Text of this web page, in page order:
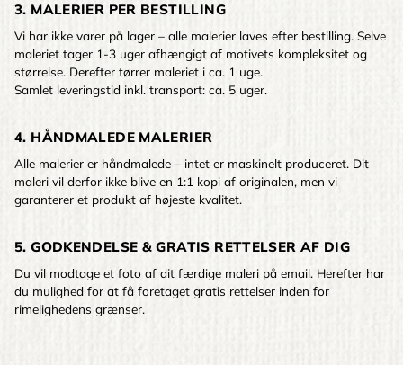
3. MALERIER PER BESTILLING
Vi har ikke varer på lager – alle malerier laves efter bestilling. Selve
maleriet tager 1-3 uger afhængigt af motivets kompleksitet og
størrelse. Derefter tørrer maleriet i ca. 1 uge.
Samlet leveringstid inkl. transport: ca. 5 uger.
4. HÅNDMALEDE MALERIER
Alle malerier er håndmalede – intet er maskinelt produceret. Dit
maleri vil derfor ikke blive en 1:1 kopi af originalen, men vi
garanterer et produkt af højeste kvalitet.
5. GODKENDELSE & GRATIS RETTELSER AF DIG
Du vil modtage et foto af dit færdige maleri på email. Herefter har
du mulighed for at få foretaget gratis rettelser inden for
rimelighedens grænser.